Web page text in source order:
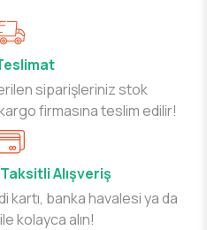
siparişleriniz stok
firmasına teslim edilir!
Alışveriş
kartı, banka havalesi ya da
kolayca alın!